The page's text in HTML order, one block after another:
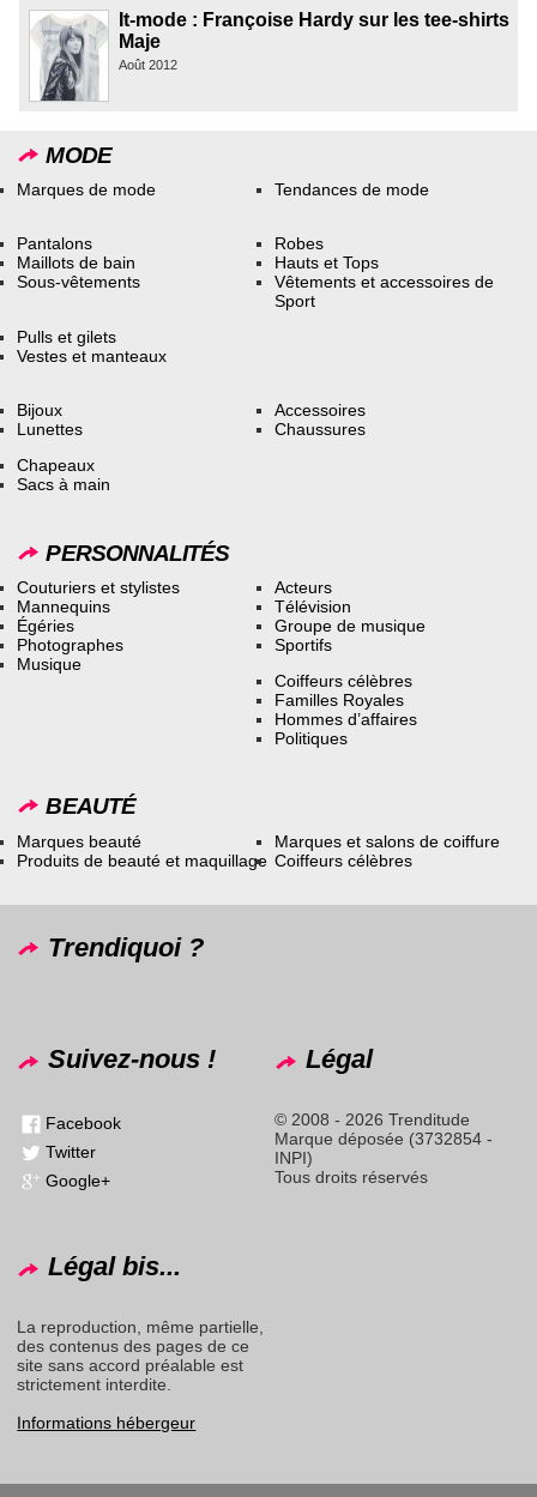
It-mode : Françoise Hardy sur les tee-shirts
Maje
Août 2012
MODE
Marques de mode Tendances de mode
Pantalons
Maillots de bain
Sous-vêtements
Robes
Hauts et Tops
Vêtements et accessoires de
Sport
Pulls et gilets
Vestes et manteaux
Bijoux
Lunettes
Accessoires
Chaussures
Chapeaux
Sacs à main
PERSONNALITÉS
Couturiers et stylistes
Mannequins
Égéries
Photographes
Musique
Acteurs
Télévision
Groupe de musique
Sportifs
Coiffeurs célèbres
Familles Royales
Hommes d’affaires
Politiques
BEAUTÉ
Marques beauté
Produits de beauté et maquillage
Marques et salons de coiffure
Coiffeurs célèbres
Trendiquoi ?
Suivez-nous !
Facebook
Twitter
Google+
Légal
© 2008 - 2026 Trenditude
Marque déposée (3732854 -
INPI)
Tous droits réservés
Légal bis...
La reproduction, même partielle,
des contenus des pages de ce
site sans accord préalable est
strictement interdite.
Informations hébergeur